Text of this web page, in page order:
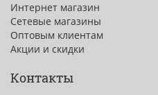
Интернет магазин
Сетевые магазины
Оптовым клиентам
Акции и скидки
Контакты